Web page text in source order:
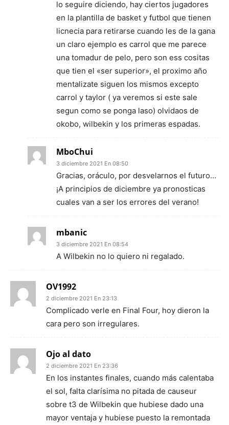
lo seguire diciendo, hay ciertos jugadores
en la plantilla de basket y futbol que tienen
licnecia para retirarse cuando les de la gana
un claro ejemplo es carrol que me parece
una tomadur de pelo, pero son ess cositas
que tien el «ser superior», el proximo año
mentalizate siguen los mismos excepto
carrol y taylor ( ya veremos si este sale
segun como se ponga laso) olvidaos de
okobo, wilbekin y los primeras espadas.
MboChui
3 diciembre 2021 En 08:50
Gracias, oráculo, por desvelarnos el futuro…
¡A principios de diciembre ya pronosticas
cuales van a ser los errores del verano!
mbanic
3 diciembre 2021 En 08:54
A Wilbekin no lo quiero ni regalado.
OV1992
2 diciembre 2021 En 23:13
Complicado verle en Final Four, hoy dieron la
cara pero son irregulares.
Ojo al dato
2 diciembre 2021 En 23:36
En los instantes finales, cuando más calentaba
el sol, falta clarísima no pitada de causeur
sobre t3 de Wilbekin que hubiese dado una
mayor ventaja y hubiese puesto la remontada